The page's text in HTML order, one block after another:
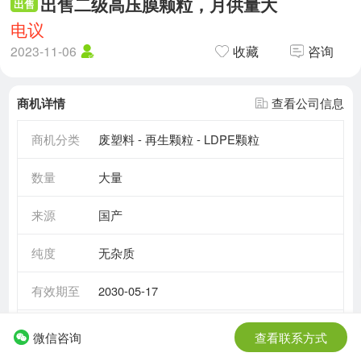
出售
电议
2023-11-06 收藏 咨询
商机详情 查看公司信息
商机分类 废塑料 - 再生颗粒 - LDPE颗粒
数量 大量
来源 国产
纯度 无杂质
有效期至 2030-05-17
需求情况
微信咨询 查看联系方式